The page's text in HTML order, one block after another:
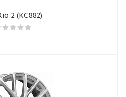
2 (КС882)